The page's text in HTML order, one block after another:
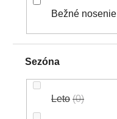
Bežné nosenie
Sezóna
Leto 0